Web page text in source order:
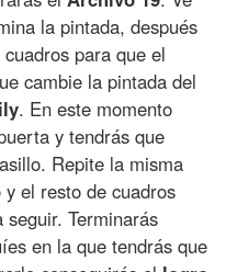
la pintada, después
para que el
cambie la pintada del
. En este momento
y tendrás que
Repite la misma
el resto de cuadros
Terminarás
en la que tendrás que